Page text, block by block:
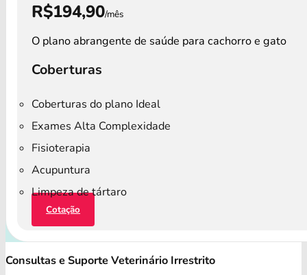
R$194,90/mês
O plano abrangente de saúde para cachorro e gato
Coberturas
Coberturas do plano Ideal
Exames Alta Complexidade
Fisioterapia
Acupuntura
Limpeza de tártaro
Cotação
Consultas e Suporte Veterinário Irrestrito